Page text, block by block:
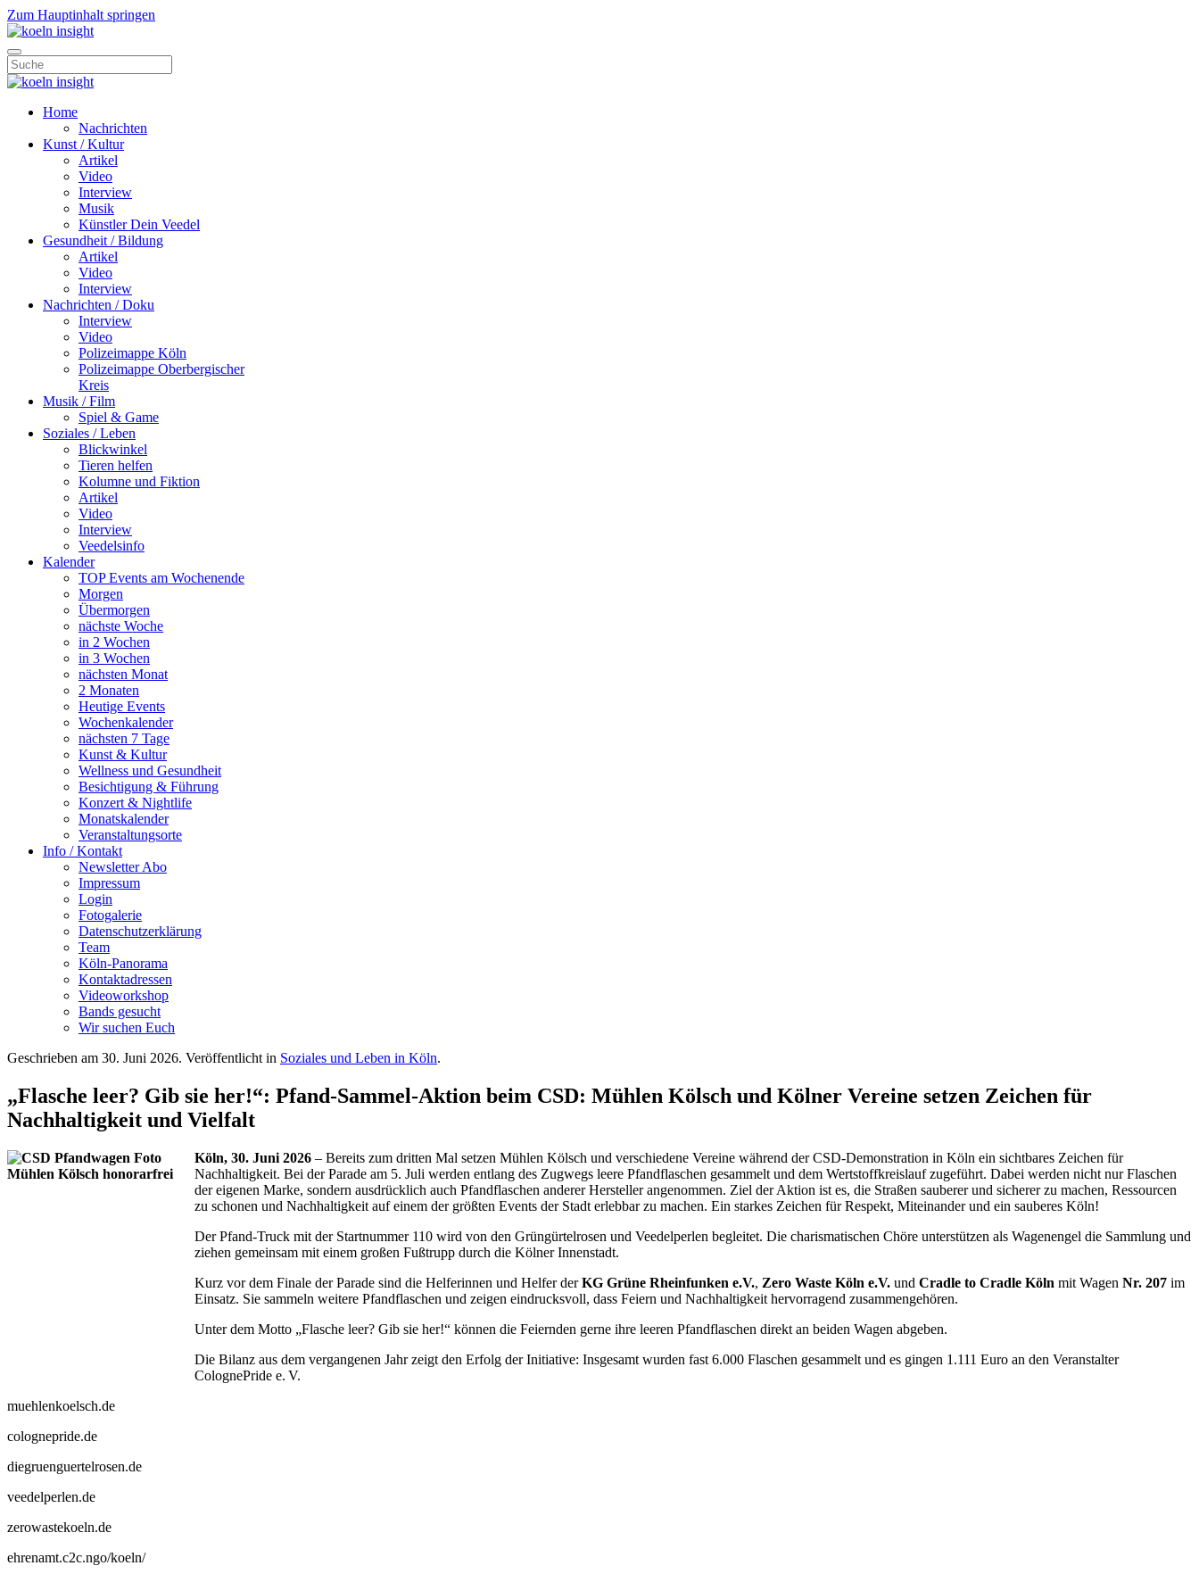
Zum Hauptinhalt springen
Home
Nachrichten
Kunst / Kultur
Artikel
Video
Interview
Musik
Künstler Dein Veedel
Gesundheit / Bildung
Artikel
Video
Interview
Nachrichten / Doku
Interview
Video
Polizeimappe Köln
Polizeimappe Oberbergischer
Kreis
Musik / Film
Spiel & Game
Soziales / Leben
Blickwinkel
Tieren helfen
Kolumne und Fiktion
Artikel
Video
Interview
Veedelsinfo
Kalender
TOP Events am Wochenende
Morgen
Übermorgen
nächste Woche
in 2 Wochen
in 3 Wochen
nächsten Monat
2 Monaten
Heutige Events
Wochenkalender
nächsten 7 Tage
Kunst & Kultur
Wellness und Gesundheit
Besichtigung & Führung
Konzert & Nightlife
Monatskalender
Veranstaltungsorte
Info / Kontakt
Newsletter Abo
Impressum
Login
Fotogalerie
Datenschutzerklärung
Team
Köln-Panorama
Kontaktadressen
Videoworkshop
Bands gesucht
Wir suchen Euch
Geschrieben am 30. Juni 2026. Veröffentlicht in Soziales und Leben in Köln.
„Flasche leer? Gib sie her!“: Pfand-Sammel-Aktion beim CSD: Mühlen Kölsch und Kölner Vereine setzen Zeichen für
Nachhaltigkeit und Vielfalt
Köln, 30. Juni 2026 – Bereits zum dritten Mal setzen Mühlen Kölsch und verschiedene Vereine während der CSD-Demonstration in Köln ein sichtbares Zeichen für
Nachhaltigkeit. Bei der Parade am 5. Juli werden entlang des Zugwegs leere Pfandflaschen gesammelt und dem Wertstoffkreislauf zugeführt. Dabei werden nicht nur Flaschen
der eigenen Marke, sondern ausdrücklich auch Pfandflaschen anderer Hersteller angenommen. Ziel der Aktion ist es, die Straßen sauberer und sicherer zu machen, Ressourcen
zu schonen und Nachhaltigkeit auf einem der größten Events der Stadt erlebbar zu machen. Ein starkes Zeichen für Respekt, Miteinander und ein sauberes Köln!
Der Pfand-Truck mit der Startnummer 110 wird von den Grüngürtelrosen und Veedelperlen begleitet. Die charismatischen Chöre unterstützen als Wagenengel die Sammlung und
ziehen gemeinsam mit einem großen Fußtrupp durch die Kölner Innenstadt.
Kurz vor dem Finale der Parade sind die Helferinnen und Helfer derKG Grüne Rheinfunken e.V., Zero Waste Köln e.V. und Cradle to Cradle Köln mit Wagen Nr. 207 im
Einsatz. Sie sammeln weitere Pfandflaschen und zeigen eindrucksvoll, dass Feiern und Nachhaltigkeit hervorragend zusammengehören.
Unter dem Motto „Flasche leer? Gib sie her!“ können die Feiernden gerne ihre leeren Pfandflaschen direkt an beiden Wagen abgeben.
Die Bilanz aus dem vergangenen Jahr zeigt den Erfolg der Initiative: Insgesamt wurden fast 6.000 Flaschen gesammelt und es gingen 1.111 Euro an den Veranstalter
ColognePride e. V.
muehlenkoelsch.de
colognepride.de
diegruenguertelrosen.de
veedelperlen.de
zerowastekoeln.de
ehrenamt.c2c.ngo/koeln/